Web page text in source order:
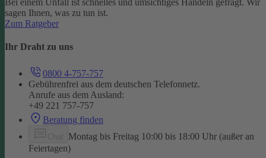
sagen Ihnen, was zu tun ist.
Zum Ratgeber
Ihr Draht zu uns
0800 4-757-757
Gebührenfrei aus dem deutschen Telefonnetz.
Anrufe aus dem Ausland:
+49 221 757-757
Beratung finden
Montag bis Freitag 10:00 bis 18:00 Uhr (außer an
Feiertagen)